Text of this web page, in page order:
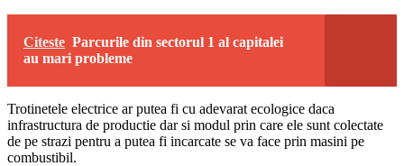
Citeste Parcurile din sectorul 1 al capitalei
au mari probleme
Trotinetele electrice ar putea fi cu adevarat ecologice daca
infrastructura de productie dar si modul prin care ele sunt colectate
de pe strazi pentru a putea fi incarcate se va face prin masini pe
combustibil.